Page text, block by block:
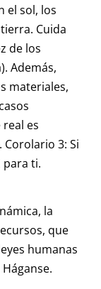
el sol, los
Cuida
de los
Además,
materiales,
es
3: Si
para ti.
la
que
humanas